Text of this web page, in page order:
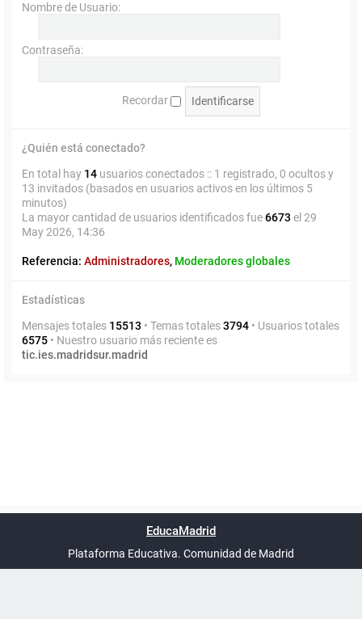
Nombre de Usuario:
Contraseña:
Recordar
¿Quién está conectado?
En total hay 14 usuarios conectados :: 1 registrado, 0 ocultos y
13 invitados (basados en usuarios activos en los últimos 5
minutos)
La mayor cantidad de usuarios identificados fue6673 el 29
May 2026, 14:36
Referencia: Administradores, Moderadores globales
Estadísticas
Mensajes totales 15513 • Temas totales3794 • Usuarios totales
6575 • Nuestro usuario más reciente es
tic.ies.madridsur.madrid
UTC+02:00
phpBB España
EducaMadrid
Plataforma Educativa. Comunidad de Madrid